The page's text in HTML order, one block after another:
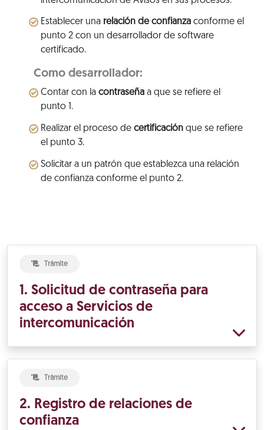
Establecer una relación de confianzaconforme el
punto 2 con un desarrollador de software
certificado.
Como desarrollador:
Contar con la contraseñaa que se refiere el
punto 1.
Realizar el proceso de certificaciónque se refiere
el punto 3.
Solicitar a un patrón que establezca una relación
de confianza conforme el punto 2.
Trámite
1. Solicitud de contraseña para
acceso a Servicios de
intercomunicación
Trámite
2. Registro de relaciones de
confianza